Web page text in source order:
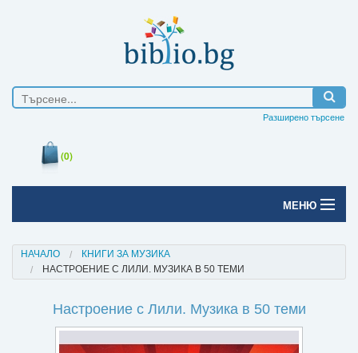
Разширено търсене
(0)
МЕНЮ
Печатни книги
Електронни книги
Е-списания
НАЧАЛО
КНИГИ ЗА МУЗИКА
НАСТРОЕНИЕ С ЛИЛИ. МУЗИКА В 50 ТЕМИ
Настроение с Лили. Музика в 50 теми